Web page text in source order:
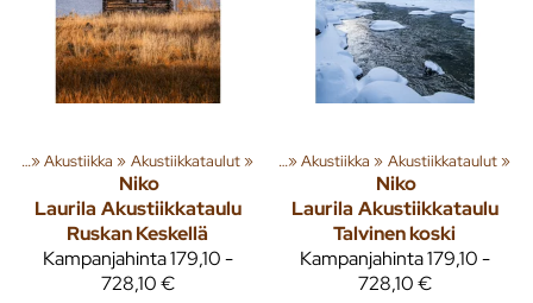
‪»Akustiikka ‪» Akustiikkataulut‪»
Niko
Laurila Akustiikkataulu
Ruskan Keskellä
Kampanjahinta179,10 -
728,10 €
Tuoteryhmiä ja tuotteita‪» Sisusta‪»Akustiikka ‪» Akustiikkataulut‪»
Niko
Laurila Akustiikkataulu
Talvinen koski
Kampanjahinta179,10 -
728,10 €